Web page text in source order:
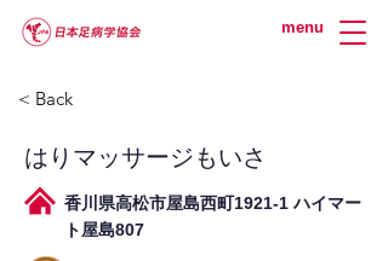
menu
< Back
はりマッサージもいさ
香川県高松市屋島西町1921-1 ハイマー
ト屋島807